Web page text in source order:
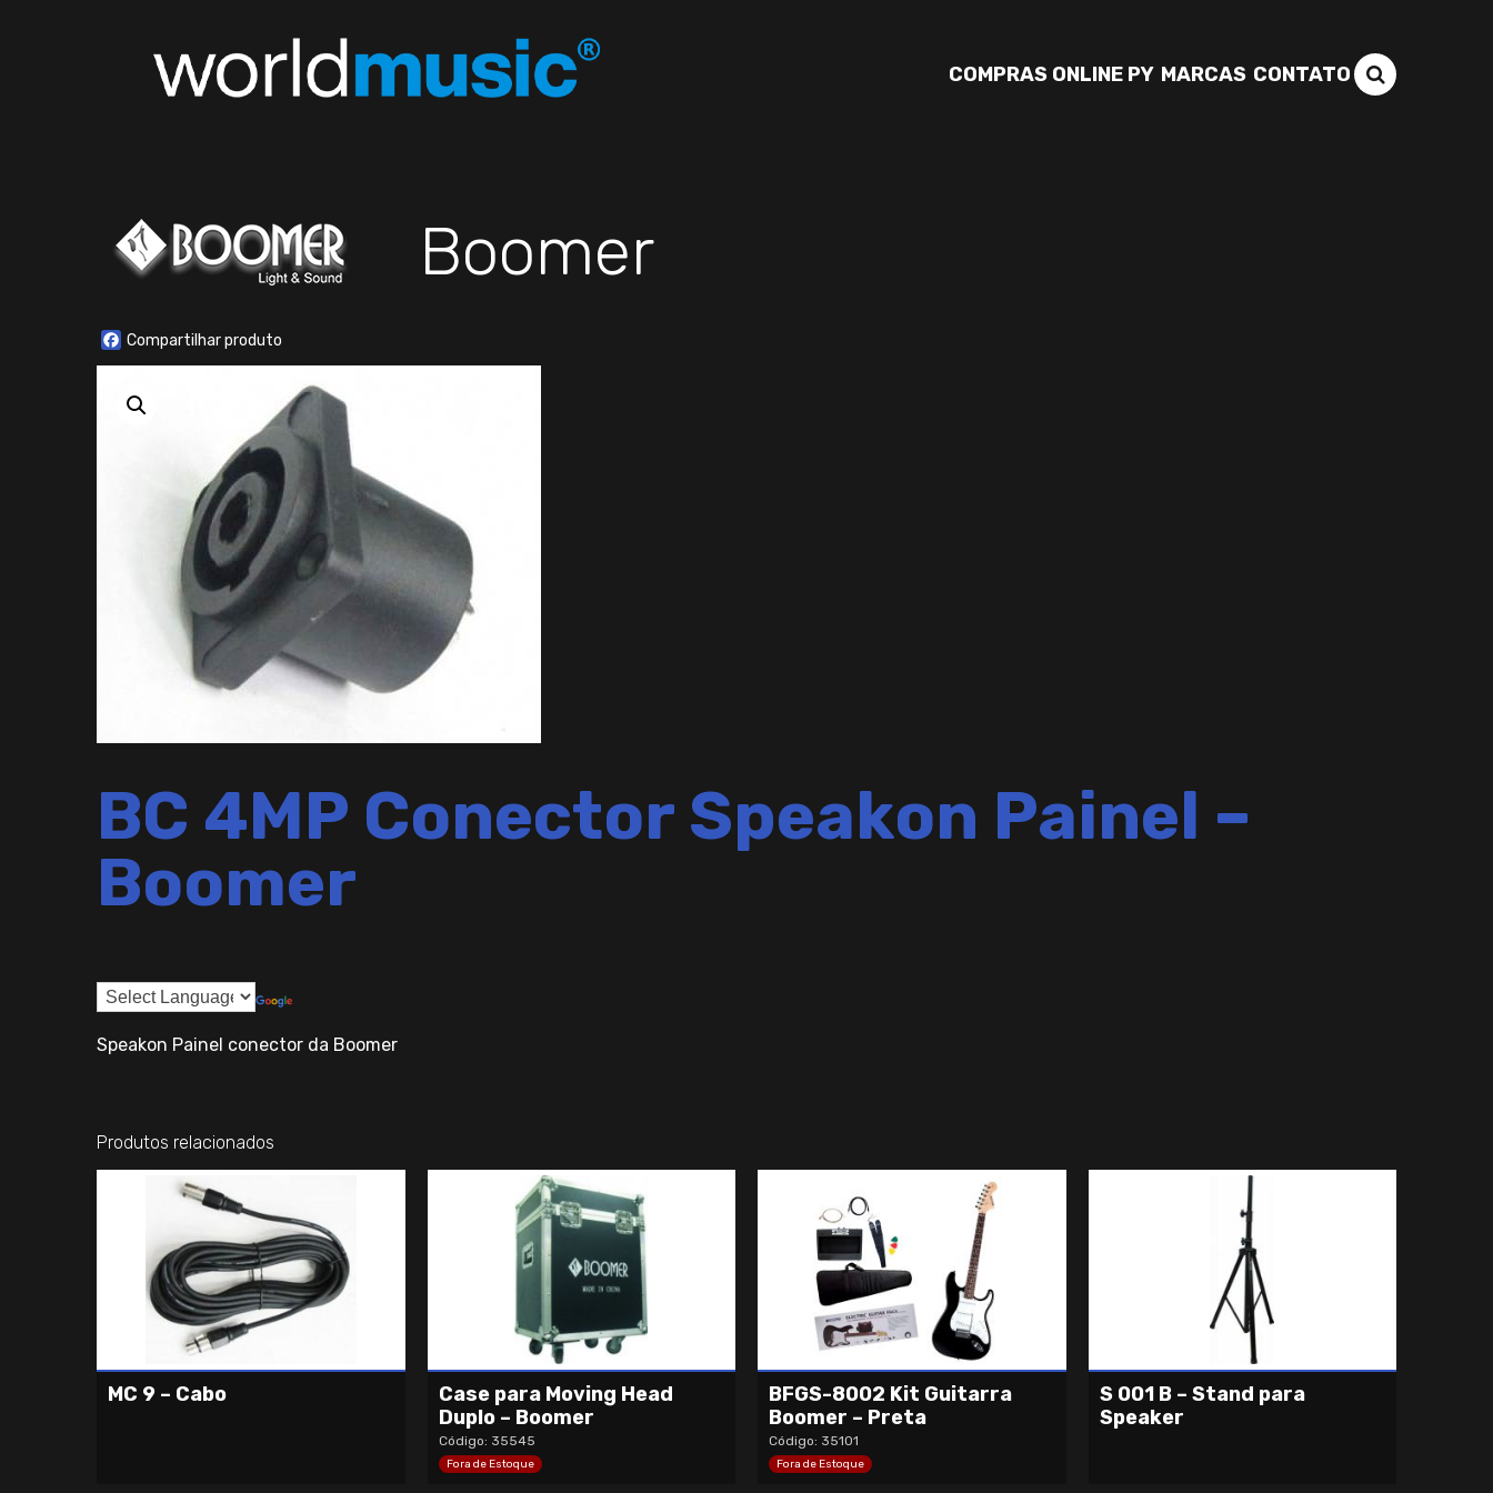
COMPRAS ONLINE PY MARCAS CONTATO
Boomer
Facebook
BC 4MP Conector Speakon Painel –
Boomer
Speakon Painel conector da Boomer
Produtos relacionados
MC 9 – Cabo
Case para Moving Head
Duplo – Boomer
Código: 35545
Fora de Estoque
BFGS-8002 Kit Guitarra
Boomer – Preta
Código: 35101
Fora de Estoque
S 001 B – Stand para
Speaker